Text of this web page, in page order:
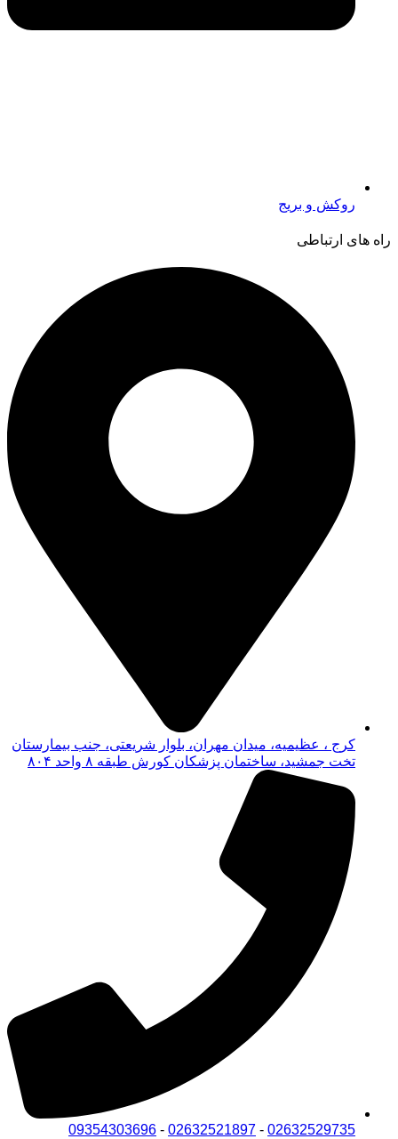
روکش و بریج
راه های ارتباطی
کرج ، عظیمیه، میدان مهران، بلوار شریعتی، جنب بیمارستان
تخت جمشید، ساختمان پزشکان کورش طبقه ۸ واحد ۸۰۴
02632529735
-
02632521897
-
09354303696